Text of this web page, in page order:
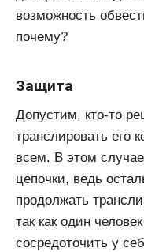
возможность
почему?
Защита
Допустим, кто-то
транслировать его
всем. В этом
цепочки, ведь
продолжать
так как один
сосредоточить у